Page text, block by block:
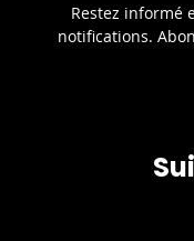
Restez informé
notifications.